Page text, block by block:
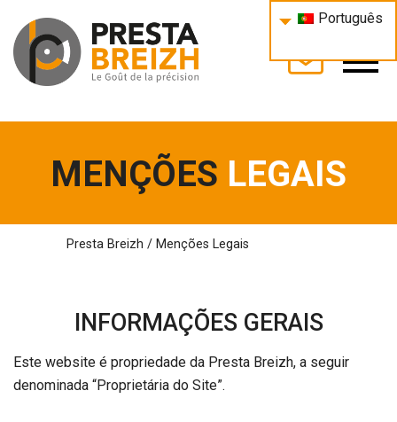
Português
MENÇÕES LEGAIS
Presta Breizh / Menções Legais
INFORMAÇÕES GERAIS
Este website é propriedade da Presta Breizh, a seguir
denominada “Proprietária do Site”.